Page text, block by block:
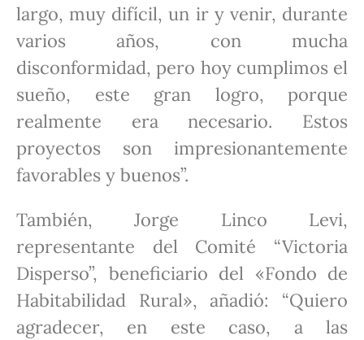
largo, muy difícil, un ir y venir, durante
varios años, con mucha
disconformidad, pero hoy cumplimos el
sueño, este gran logro, porque
realmente era necesario. Estos
proyectos son impresionantemente
favorables y buenos”.
También, Jorge Linco Levi,
representante del Comité “Victoria
Disperso”, beneficiario del «Fondo de
Habitabilidad Rural», añadió: “Quiero
agradecer, en este caso, a las